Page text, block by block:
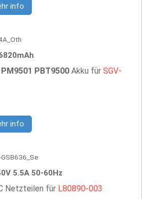
info
PBT9500 Akku für SGV-
info
5.5A 50-60Hz
Netzteilen für L80890-003